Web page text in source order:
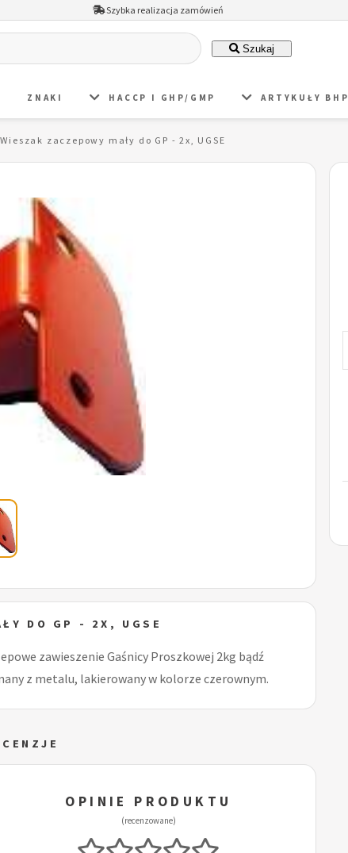
Szybka realizacja zamówień
Szukaj
ZNAKI HACCP I GHP/GMP ARTYKUŁY BHP
Wieszak zaczepowy mały do GP - 2x, UGSE
DO GP - 2X, UGSE
zawieszenie Gaśnicy Proszkowej 2kg bądź
z metalu, lakierowany w kolorze czerownym.
OPINIE PRODUKTU
(recenzowane)